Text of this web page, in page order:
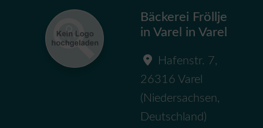
Bäckerei Fröllje
in Varel in Varel
Hafenstr. 7,
26316 Varel
( Niedersachsen,
Deutschland )